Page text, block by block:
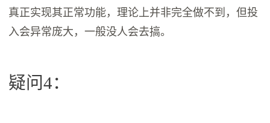
真正实现其正常功能，理论上并非完全做不到，但投
入会异常庞大，一般没人会去搞。
疑问4：